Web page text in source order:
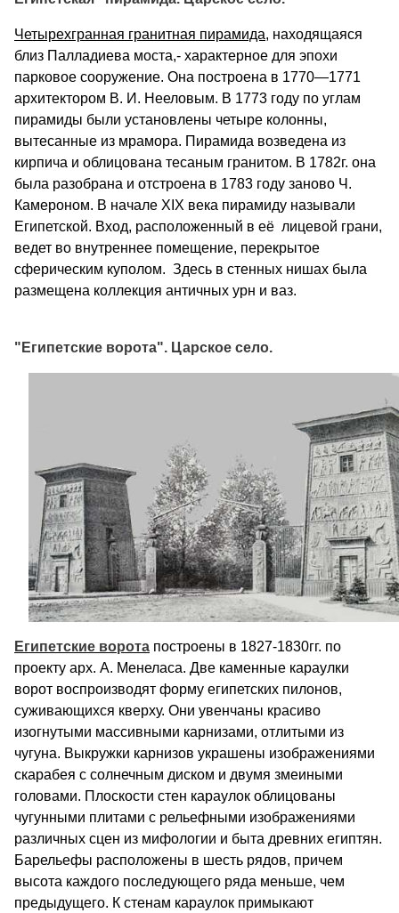
Четырехгранная гранитная пирамида, находящаяся
близ Палладиева моста,- характерное для эпохи
парковое сооружение. Она построена в 1770—1771
архитектором В. И. Нееловым. В 1773 году по углам
пирамиды были установлены четыре колонны,
вытесанные из мрамора. Пирамида возведена из
кирпича и облицована тесаным гранитом. В 1782г. она
была разобрана и отстроена в 1783 году заново Ч.
Камероном. В начале XIX века пирамиду называли
Египетской. Вход, расположенный в её лицевой грани,
ведет во внутреннее помещение, перекрытое
сферическим куполом. Здесь в стенных нишах была
размещена коллекция античных урн и ваз.
"Египетские ворота". Царское село.
Египетские ворота построены в 1827-1830гг. по
проекту арх. А. Менеласа. Две каменные караулки
ворот воспроизводят форму египетских пилонов,
суживающихся кверху. Они увенчаны красиво
изогнутыми массивными карнизами, отлитыми из
чугуна. Выкружки карнизов украшены изображениями
скарабея с солнечным диском и двумя змеиными
головами. Плоскости стен караулок облицованы
чугунными плитами с рельефными изображениями
различных сцен из мифологии и быта древних египтян.
Барельефы расположены в шесть рядов, причем
высота каждого последующего ряда меньше, чем
предыдущего. К стенам караулок примыкают